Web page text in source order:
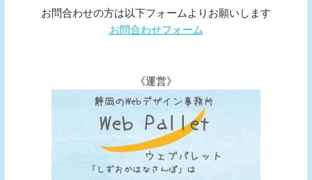
お問合わせの方は以下フォームよりお願いします
お問合わせフォーム
《運営》